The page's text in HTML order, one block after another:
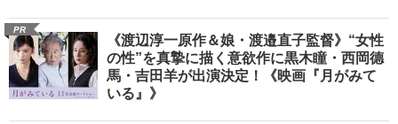
PR
《渡辺淳一原作＆娘・渡邉直子監督》“女性
の性”を真摯に描く意欲作に黒木瞳・西岡德
馬・吉田羊が出演決定！《映画『月がみて
いる』》